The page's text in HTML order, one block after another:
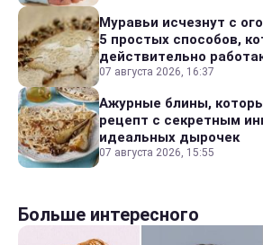
Муравьи исчезнут с
5 простых способов,
действительно
07 августа 2026, 16:37
Ажурные блины,
рецепт с секретным
идеальных дырочек
07 августа 2026, 15:55
Больше интересного